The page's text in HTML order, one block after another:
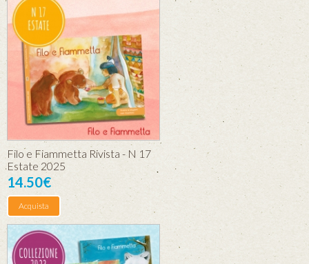
Filo e Fiammetta Rivista - N 17
Estate 2025
14.50€
Acquista